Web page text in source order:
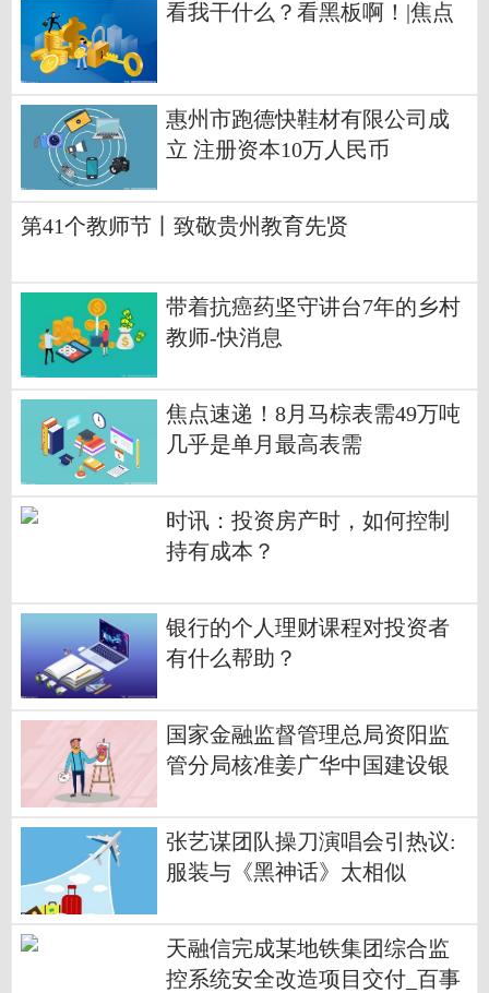
看我干什么？看黑板啊！|焦点
惠州市跑德快鞋材有限公司成
立 注册资本10万人民币
第41个教师节丨致敬贵州教育先贤
带着抗癌药坚守讲台7年的乡村
教师-快消息
焦点速递！8月马棕表需49万吨
几乎是单月最高表需
时讯：投资房产时，如何控制
持有成本？
银行的个人理财课程对投资者
有什么帮助？
国家金融监督管理总局资阳监
管分局核准姜广华中国建设银
长
张艺谋团队操刀演唱会引热议:
服装与《黑神话》太相似
天融信完成某地铁集团综合监
控系统安全改造项目交付_百事